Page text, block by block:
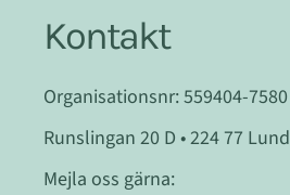
Kontakt
Organisationsnr: 559404-7580
Runslingan 20 D • 224 77 Lund
Mejla oss gärna: